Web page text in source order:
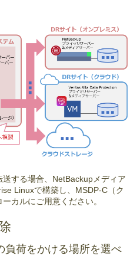
する場合、NetBackupメディア
Linuxで構築し、MSDP-C（ク
カルにご用意ください。
負荷をかける場所を選べ